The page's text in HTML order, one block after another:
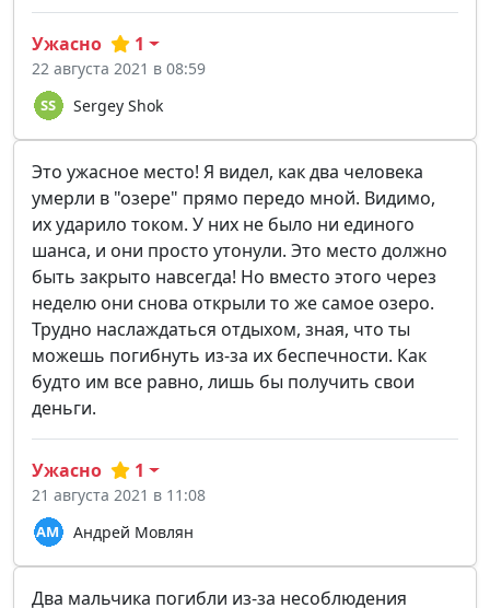
Sergey Shok
Ужасно 1
22 августа 2021 в 08:59
Это ужасное место! Я видел, как два человека
умерли в "озере" прямо передо мной. Видимо,
их ударило током. У них не было ни единого
шанса, и они просто утонули. Это место должно
быть закрыто навсегда! Но вместо этого через
неделю они снова открыли то же самое озеро.
Трудно наслаждаться отдыхом, зная, что ты
можешь погибнуть из-за их беспечности. Как
будто им все равно, лишь бы получить свои
деньги.
Андрей Мовлян
Ужасно 1
21 августа 2021 в 11:08
Два мальчика погибли из-за несоблюдения